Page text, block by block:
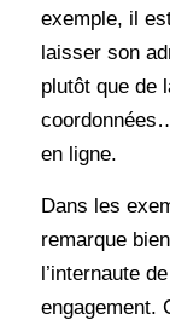
exemple, il
laisser son
plutôt que de
en ligne.
Dans les
remarque
l’internaute
engagement.